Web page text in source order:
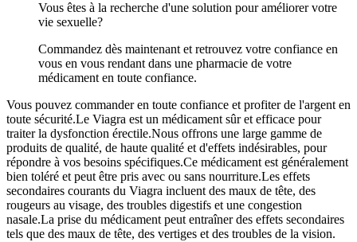
Vous êtes à la recherche d'une solution pour améliorer votre
vie sexuelle?
Commandez dès maintenant et retrouvez votre confiance en
vous en vous rendant dans une pharmacie de votre
médicament en toute confiance.
Vous pouvez commander en toute confiance et profiter de l'argent en
toute sécurité.Le Viagra est un médicament sûr et efficace pour
traiter la dysfonction érectile.Nous offrons une large gamme de
produits de qualité, de haute qualité et d'effets indésirables, pour
répondre à vos besoins spécifiques.Ce médicament est généralement
bien toléré et peut être pris avec ou sans nourriture.Les effets
secondaires courants du Viagra incluent des maux de tête, des
rougeurs au visage, des troubles digestifs et une congestion
nasale.La prise du médicament peut entraîner des effets secondaires
tels que des maux de tête, des vertiges et des troubles de la vision.